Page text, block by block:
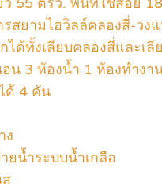
ว 55 ตรว. พื้นที่ใช้สอย
รสยามไฮวิลล์คลองสี่-วง
ได้ทั้งเลียบคลองสี่และเลี
น 3 ห้องน้ำ 1 ห้องทำงา
ด้ 4 คัน
ง
ยน้ำระบบน้ำเกลือ